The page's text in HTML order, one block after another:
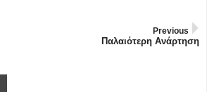
Previous
Παλαιότερη Ανάρτηση